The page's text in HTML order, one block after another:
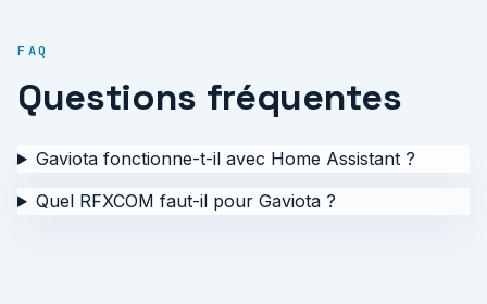
FAQ
Questions fréquentes
Gaviota fonctionne-t-il avec Home Assistant ?
Quel RFXCOM faut-il pour Gaviota ?